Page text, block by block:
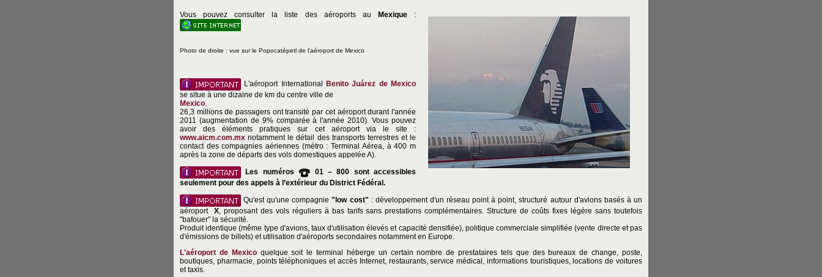
Vous pouvez consulter la liste des aéroports au Mexique :
Photo de droite : vue sur le Popocatépetl de l'aéroport de Mexico
L'aéroport International
Benito Juárez de Mexico
se situe à une dizaine de km du centre ville de
Mexico.
26,3 millions de passagers ont transité par cet aéroport durant l'année
2011 (augmentation de 9% comparée à l'année 2010). Vous pouvez
avoir des éléments pratiques sur cet aéroport via le site :
www.aicm.com.mxnotamment le détail des transports terrestres et le
contact des compagnies aériennes (métro : Terminal Aérea, à 400 m
après la zone de départs des vols domestiques appelée A).
Les numéros
01 – 800 sont accessibles
seulement pour des appels à l’extérieur du District Fédéral.
Qu'est qu'une compagnie"low cost" : développement d'un réseau point à point, structuré autour d'avions basés à un
aéroport
X, proposant des vols réguliers à bas tarifs sans prestations complémentaires. Structure de coûts fixes légère sans toutefois
"bafouer" la sécurité.
Produit identique (même type d'avions, taux d'utilisation élevés et capacité densifiée), politique commerciale simplifiée (vente directe et pas
d'émissions de billets) et utilisation d'aéroports secondaires notamment en Europe.
L'aéroport de Mexicoquelque soit le terminal héberge un certain nombre de prestataires tels que des bureaux de change, poste,
boutiques, pharmacie, points téléphoniques et accès Internet, restaurants, service médical, informations touristiques, locations de voitures
et taxis.